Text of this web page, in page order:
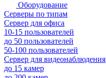
Оборудование
Серверы по типам
Сервер для офиса
10-15 пользователей
до 50 пользователей
50-100 пользователей
Сервер для видеонаблюдения
до 15 камер